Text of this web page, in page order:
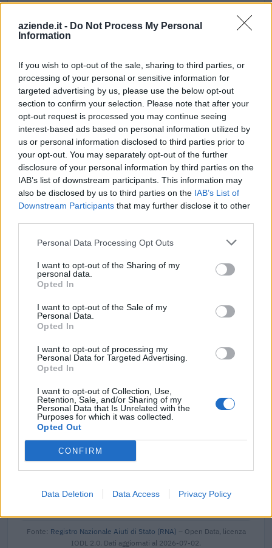
aziende.it - Do Not Process My Personal
Information
If you wish to opt-out of the sale, sharing to third parties, or
processing of your personal or sensitive information for
targeted advertising by us, please use the below opt-out
section to confirm your selection. Please note that after your
opt-out request is processed you may continue seeing
interest-based ads based on personal information utilized by
us or personal information disclosed to third parties prior to
your opt-out. You may separately opt-out of the further
disclosure of your personal information by third parties on the
IAB’s list of downstream participants. This information may
also be disclosed by us to third parties on the IAB’s List of
Downstream Participants that may further disclose it to other
Personal Data Processing Opt Outs
I want to opt-out of the Sharing of my
personal data.
Opted In
I want to opt-out of the Sale of my
Personal Data.
Opted In
I want to opt-out of processing my
Personal Data for Targeted Advertising.
Opted In
I want to opt-out of Collection, Use,
Retention, Sale, and/or Sharing of my
Personal Data that Is Unrelated with the
Purposes for which it was collected.
Opted Out
CONFIRM
Data Deletion Data Access Privacy Policy
Rossi Imballaggi S.r.l. risulta beneficiaria di 5 aiuti o
contributi pubblici per un totale di 363.012 euro (2020–
2023).
2023-05-05
TCF: Garanzie sui prestiti per PMI e piccole
imprese a media capitalizzazione
Banca del Mezzogiorno MedioCredito Centrale S.p.A.
200.000 euro
2023-05-05
SA.57496 (2021/N) – Italy – Broadband vouchers
for SMEs
500 euro
2023-04-04
esenzioni fiscali e crediti d'imposta adottati a
COVID-19 [con mo
agenzia delle entrate
2021-12-08
seguito della crisi economica causata dall'epidemia di
COVID-19 [con mo
agenzia delle entrate
2.948 euro
2020-12-31
COVID-19: Fondo di garanzia PMI Aiuto di stato SA.
Banca del Mezzogiorno MedioCredito Centrale S.p.A.
Fonte: Registro Nazionale Aiuti di Stato (RNA) – Open Data, licenza
IODL 2.0. Dati aggiornati al 2026-07-02.